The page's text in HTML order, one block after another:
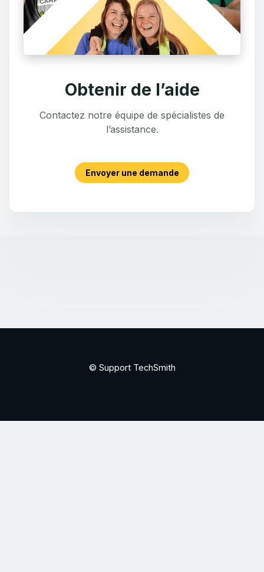
Obtenir de l’aide
Contactez notre équipe de spécialistes de
l’assistance.
Envoyer une demande
© Support TechSmith